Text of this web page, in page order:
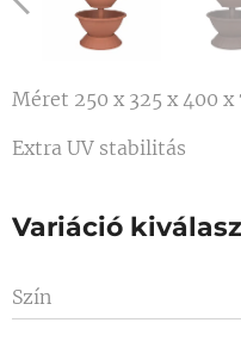
Méret 250 x 325 x 400 x
Extra UV stabilitás
Variáció
Szín